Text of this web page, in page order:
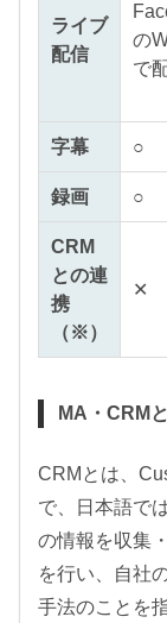
ライブ
配信
の
で
字幕 ○
録画 ○
CRM
との連
携
（※）
✕
MA・CRM
CRMとは、
で、日本語で
の情報を収集
を行い、自社
手法のことを